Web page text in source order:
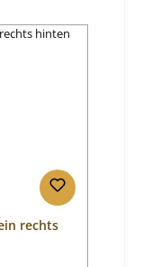
rechts